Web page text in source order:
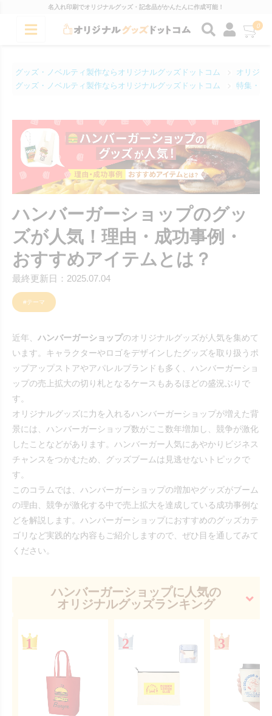
名入れ印刷でオリジナルグッズ・記念品がかんたんに作成可能！
0
グッズ・ノベルティ製作ならオリジナルグッズドットコム
オリジナ
グッズ・ノベルティ製作ならオリジナルグッズドットコム
特集・コ
ハンバーガーショップのグッ
ズが人気！理由・成功事例・
おすすめアイテムとは？
最終更新日：2025.07.04
#テーマ
近年、 ハンバーガーショップのオリジナルグッズが人気を集めて
います。キャラクターやロゴをデザインしたグッズを取り扱うポ
ップアップストアやアパレルブランドも多く、ハンバーガーショ
ップの売上拡大の切り札となるケースもあるほどの盛況ぶりで
す。
オリジナルグッズに力を入れるハンバーガーショップが増えた背
景には、ハンバーガーショップ数がここ数年増加し、競争が激化
したことなどがあります。ハンバーガー人気にあやかりビジネス
チャンスをつかむため、グッズブームは見逃せないトピックで
す。
このコラムでは、ハンバーガーショップの増加やグッズがブーム
の理由、競争が激化する中で売上拡大を達成している成功事例な
どを解説します。ハンバーガーショップにおすすめのグッズカテ
ゴリなど実践的な内容もご紹介しますので、ぜひ目を通してみて
ください。
ハンバーガーショップに人気の
オリジナルグッズランキング